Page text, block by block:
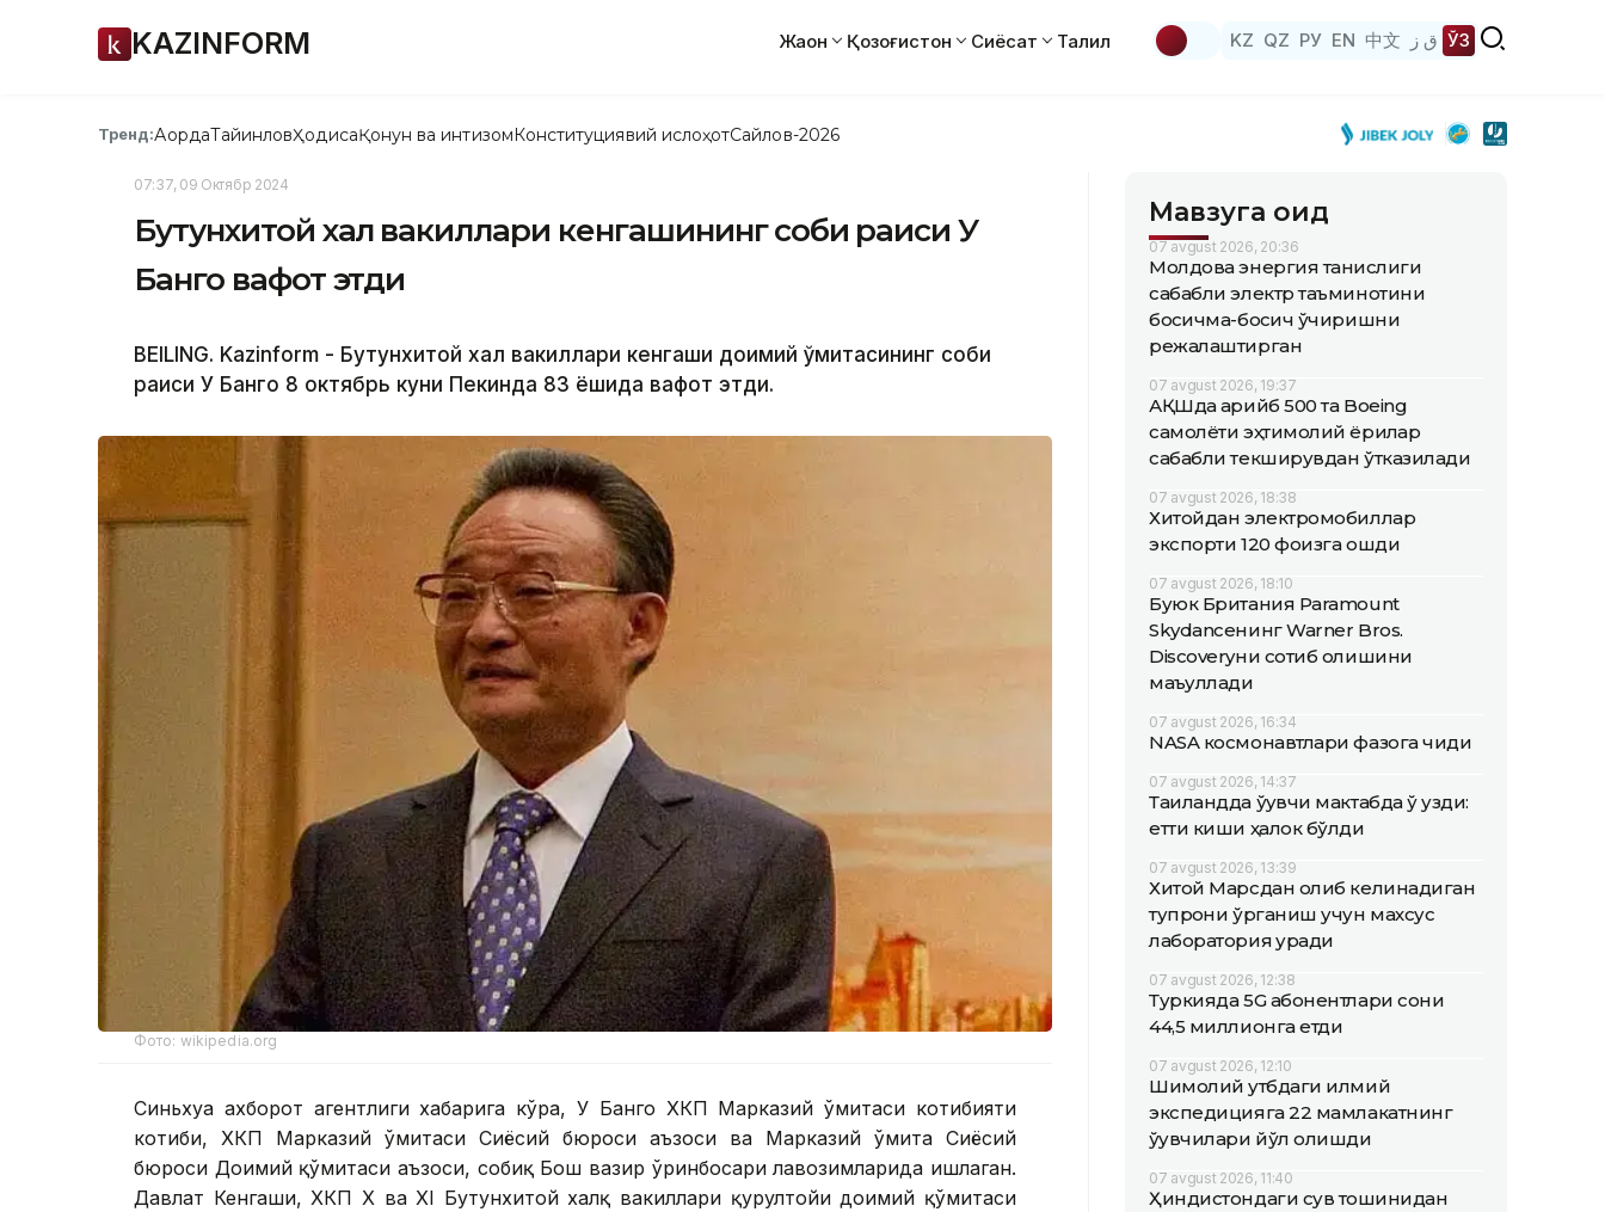
KAZINFORM Жаҳон Қозоғистон Сиёсат Таҳлил KZ QZ РУ EN 中文 ق ز ЎЗ
Тренд:АқордаТайинловҲодисаҚонун ва интизомКонституциявий ислоҳотСайлов-2026
07:37, 09 Октябр 2024
Бутунхитой халқ вакиллари кенгашининг собиқ раиси У
Банго вафот этди
BEILING. Kazinform - Бутунхитой халқ вакиллари кенгаши доимий қўмитасининг собиқ
раиси У Банго 8 октябрь куни Пекинда 83 ёшида вафот этди.
Фото: wikipedia.org
Синьхуа ахборот агентлиги хабарига кўра, У Банго ХКП Марказий Қўмитаси котибияти
котиби, ХКП Марказий Қўмитаси Сиёсий бюроси аъзоси ва Марказий Қўмита Сиёсий
бюроси Доимий қўмитаси аъзоси, собиқ Бош вазир ўринбосари лавозимларида ишлаган.
Давлат Кенгаши, ХКП Х ва ХI Бутунхитой халқ вакиллари қурултойи доимий қўмитаси
Мавзуга оид
07 avgust 2026, 20:36
Молдова энергия танқислиги
сабабли электр таъминотини
босқичма-босқич ўчиришни
режалаштирган
07 avgust 2026, 19:37
АҚШда қарийб 500 та Boeing
самолёти эҳтимолий ёриқлар
сабабли текширувдан ўтказилади
07 avgust 2026, 18:38
Хитойдан электромобиллар
экспорти 120 фоизга ошди
07 avgust 2026, 18:10
Буюк Британия Paramount
Skydanceнинг Warner Bros.
Discoveryни сотиб олишини
маъқуллади
07 avgust 2026, 16:34
NASA космонавтлари фазога чиқди
07 avgust 2026, 14:37
Таиландда ўқувчи мактабда ўқ узди:
етти киши ҳалок бўлди
07 avgust 2026, 13:39
Хитой Марсдан олиб келинадиган
тупроқни ўрганиш учун махсус
лаборатория қуради
07 avgust 2026, 12:38
Туркияда 5G абонентлари сони
44,5 миллионга етди
07 avgust 2026, 12:10
Шимолий қутбдаги илмий
экспедицияга 22 мамлакатнинг
ўқувчилари йўл олишди
07 avgust 2026, 11:40
Ҳиндистондаги сув тошқинидан